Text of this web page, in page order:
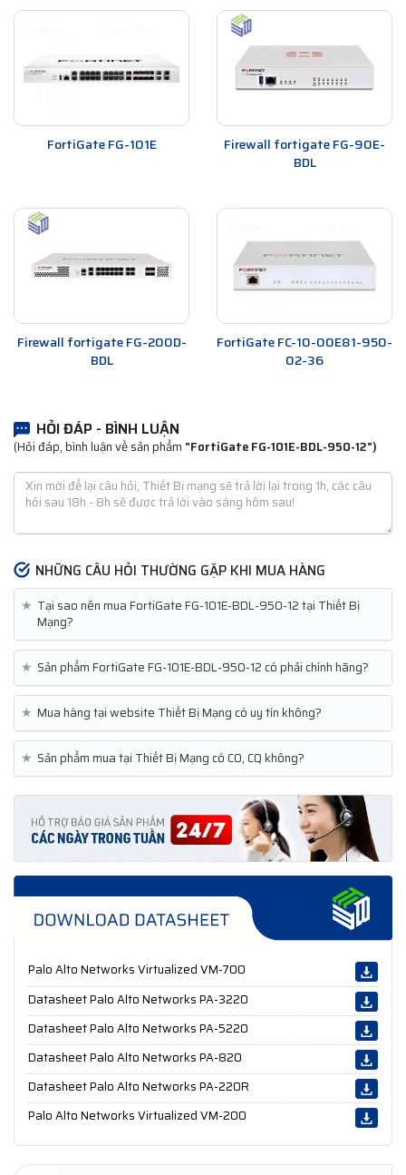
FortiGate FG-101E
Firewall fortigate FG-90E-
BDL
Firewall fortigate FG-200D-
BDL
FortiGate FC-10-00E81-950-
02-36
HỎI ĐÁP - BÌNH LUẬN
(Hỏi đáp, bình luận về sản phẩm "FortiGate FG-101E-BDL-950-12")
NHỮNG CÂU HỎI THƯỜNG GẶP KHI MUA HÀNG
★ Tại sao nên mua FortiGate FG-101E-BDL-950-12 tại Thiết Bị
Mạng?
★ Sản phẩm FortiGate FG-101E-BDL-950-12 có phải chính hãng?
★ Mua hàng tại website Thiết Bị Mạng có uy tín không?
★ Sản phẩm mua tại Thiết Bị Mạng có CO, CQ không?
Palo Alto Networks Virtualized VM-700
Datasheet Palo Alto Networks PA-3220
Datasheet Palo Alto Networks PA-5220
Datasheet Palo Alto Networks PA-820
Datasheet Palo Alto Networks PA-220R
Palo Alto Networks Virtualized VM-200